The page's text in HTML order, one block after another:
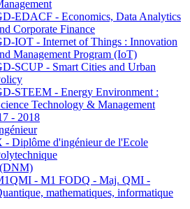
EDACF - Economics, Data Analytics
Corporate Finance
IOT - Internet of Things : Innovation
Management Program (IoT)
SCUP - Smart Cities and Urban
STEEM - Energy Environment :
Technology & Management
- 2018
- Diplôme d'ingénieur de l'Ecole
- M1 FODQ - Maj. QMI -
mathematiques, informatique